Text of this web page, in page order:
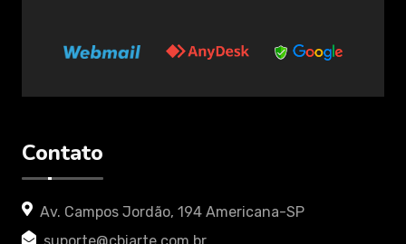
Contato
Av. Campos Jordão, 194 Americana-SP